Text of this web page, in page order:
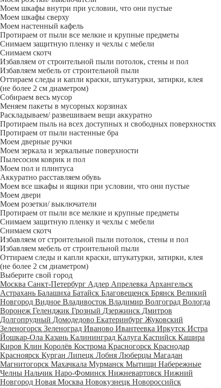
Моем шкафы внутри при условии, что они пустые
Моем шкафы сверху
Моем настенный кафель
Протираем от пыли все мелкие и крупные предметы
Снимаем защитную пленку и чехлы с мебели
Снимаем скотч
Избавляем от строительной пыли потолок, стены и пол
Избавляем мебель от строительной пыли
Оттираем следы и капли краски, штукатурки, затирки, клея
(не более 2 см диаметром)
Собираем весь мусор
Меняем пакеты в мусорных корзинах
Раскладываем/ развешиваем вещи аккуратно
Протираем пыль на всех доступных и свободных поверхностях
Протираем от пыли настенные бра
Моем дверные ручки
Моем зеркала и зеркальные поверхности
Пылесосим коврик и пол
Моем пол и плинтуса
Аккуратно расставляем обувь
Моем все шкафы и ящики при условии, что они пустые
Моем двери
Моем розетки/ выключатели
Протираем от пыли все мелкие и крупные предметы
Снимаем защитную пленку и чехлы с мебели
Снимаем скотч
Избавляем от строительной пыли потолок, стены и пол
Избавляем мебель от строительной пыли
Оттираем следы и капли краски, штукатурки, затирки, клея
(не более 2 см диаметром)
Выберите свой город
Москва Санкт-Петербург Адлер Апрелевка Архангельск
Астрахань Балашиха Батайск Благовещенск Брянск Великий
Новгород Видное Владивосток Владимир Волгоград Вологда
Воронеж Геленджик Грозный Дзержинск Дмитров
Долгопрудный Домодедово Екатеринбург Жуковский
Зеленогорск Зеленоград Иваново Ивантеевка Иркутск Истра
Йошкар-Ола Казань Калининград Калуга Каспийск Кашира
Киров Клин Королёв Кострома Красногорск Краснодар
Красноярск Курган Липецк Лобня Люберцы Магадан
Магнитогорск Махачкала Мурманск Мытищи Набережные
Челны Нальчик Наро-Фоминск Нижневартовск Нижний
Новгород Новая Москва Новокузнецк Новороссийск